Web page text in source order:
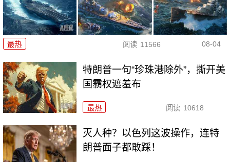
最热 阅读 11566 08-04
特朗普一句“珍珠港除外”，撕开美
国霸权遮羞布
最热 阅读 10618
灭人种？以色列这波操作，连特
朗普面子都敢踩！